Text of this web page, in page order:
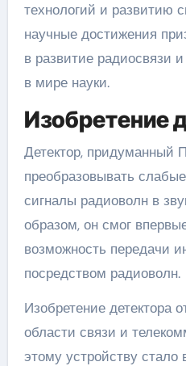
технологий и развитию
научные достижения
в развитие радиосвязи
в мире науки.
Изобретение
Детектор, придуманный
преобразовывать
сигналы радиоволн в
образом, он смог
возможность передачи
посредством радиоволн.
Изобретение детектора
области связи и
этому устройству